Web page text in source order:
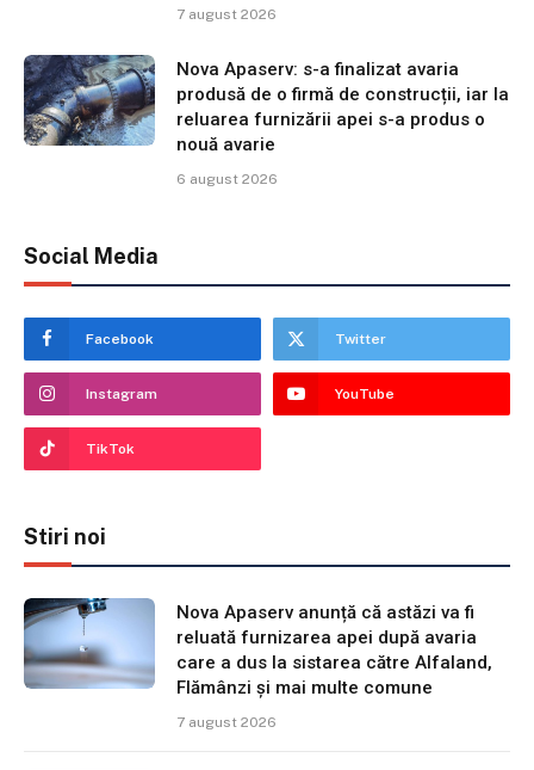
7 august 2026
Nova Apaserv: s-a finalizat avaria
produsă de o firmă de construcții, iar la
reluarea furnizării apei s-a produs o
nouă avarie
6 august 2026
Social Media
Facebook Twitter
Instagram YouTube
TikTok
Stiri noi
Nova Apaserv anunță că astăzi va fi
reluată furnizarea apei după avaria
care a dus la sistarea către Alfaland,
Flămânzi și mai multe comune
7 august 2026